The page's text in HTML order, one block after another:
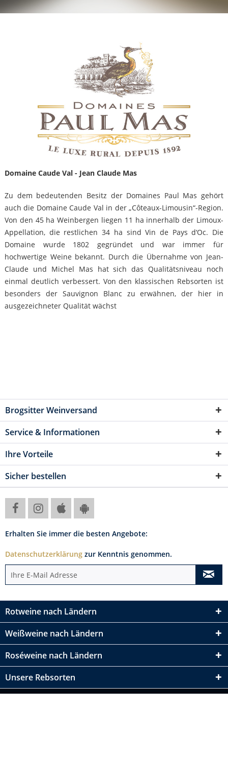
Domaine Caude Val - Jean Claude Mas
Zu dem bedeutenden Besitz der Domaines Paul Mas gehört
auch die Domaine Caude Val in der „Côteaux-Limousin“-Region.
Von den 45 ha Weinbergen liegen 11 ha innerhalb der Limoux-
Appellation, die restlichen 34 ha sind Vin de Pays d‘Oc. Die
Domaine wurde 1802 gegründet und war immer für
hochwertige Weine bekannt. Durch die Übernahme von Jean-
Claude und Michel Mas hat sich das Qualitätsniveau noch
einmal deutlich verbessert. Von den klassischen Rebsorten ist
besonders der Sauvignon Blanc zu erwähnen, der hier in
ausgezeichneter Qualität wächst
Brogsitter Weinversand
Service & Informationen
Ihre Vorteile
Sicher bestellen
Erhalten Sie immer die besten Angebote:
Datenschutzerklärung zur Kenntnis genommen.
Rotweine nach Ländern
Weißweine nach Ländern
Roséweine nach Ländern
Unsere Rebsorten